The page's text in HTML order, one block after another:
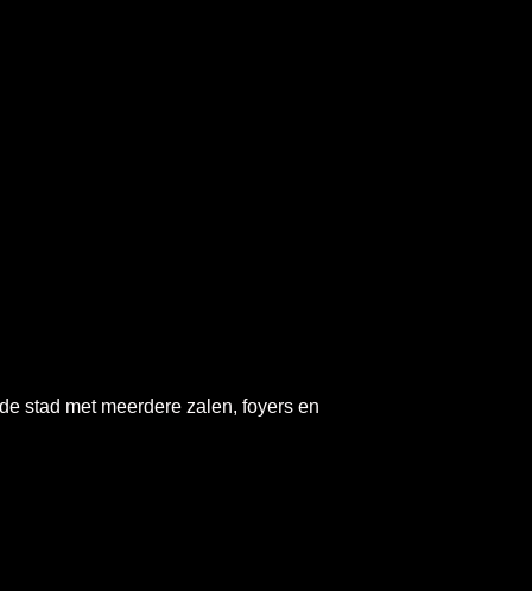
stad met meerdere zalen, foyers en